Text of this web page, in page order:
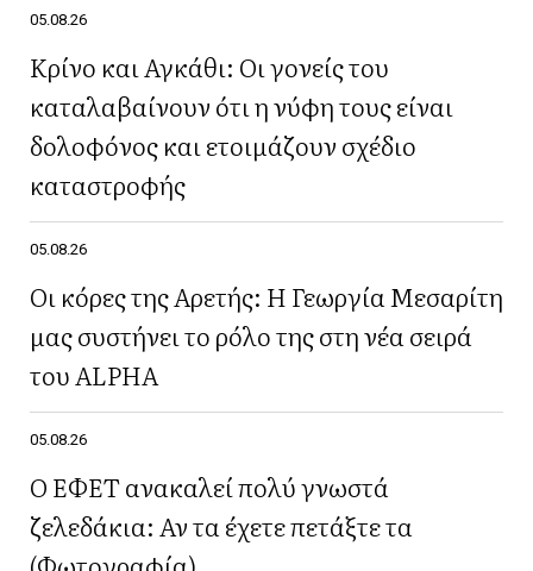
05.08.26
Κρίνο και Αγκάθι: Οι γονείς του
καταλαβαίνουν ότι η νύφη τους είναι
δολοφόνος και ετοιμάζουν σχέδιο
καταστροφής
05.08.26
Οι κόρες της Αρετής: Η Γεωργία Μεσαρίτη
μας συστήνει το ρόλο της στη νέα σειρά
του ALPHA
05.08.26
Ο ΕΦΕΤ ανακαλεί πολύ γνωστά
ζελεδάκια: Αν τα έχετε πετάξτε τα